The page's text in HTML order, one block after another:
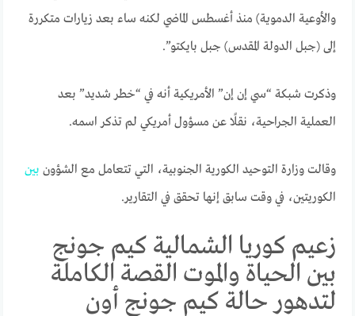
والأوعية الدموية) منذ أغسطس الماضي لكنه ساء بعد زيارات متكررة
إلى (جبل الدولة المقدس) جبل بايكتو”.
وذكرت شبكة “سي إن إن” الأمريكية أنه في “خطر شديد” بعد
العملية الجراحية، نقلًا عن مسؤول أمريكي لم تذكر اسمه.
وقالت وزارة التوحيد الكورية الجنوبية، التي تتعامل مع الشؤون بين
الكوريتين، في وقت سابق إنها تحقق في التقارير.
زعيم كوريا الشمالية كيم جونج
بين الحياة والموت القصة الكاملة
لتدهور حالة كيم جونج أون